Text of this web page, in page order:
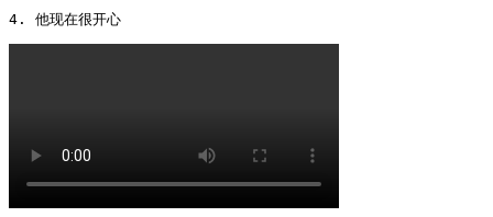
4. 他现在很开心